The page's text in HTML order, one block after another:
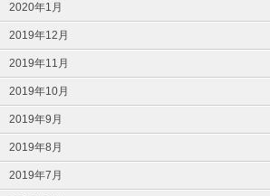
2020年1月
2019年12月
2019年11月
2019年10月
2019年9月
2019年8月
2019年7月